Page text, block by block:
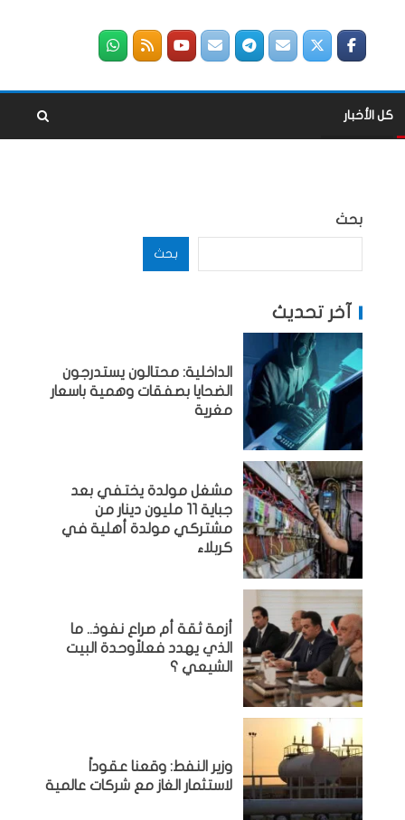
كل الأخبار
بحث
بحث
آخر تحديث
الداخلية: محتالون يستدرجون
الضحايا بصفقات وهمية باسعار
مغرية
مشغل مولدة يختفي بعد
جباية 11 مليون دينار من
مشتركي مولدة أهلية في
كربلاء
أزمة ثقة أم صراع نفوذ.. ما
الذي يهدد فعلاًوحدة البيت
الشيعي ؟
وزير النفط: وقعنا عقوداً
لاستثمار الغاز مع شركات عالمية